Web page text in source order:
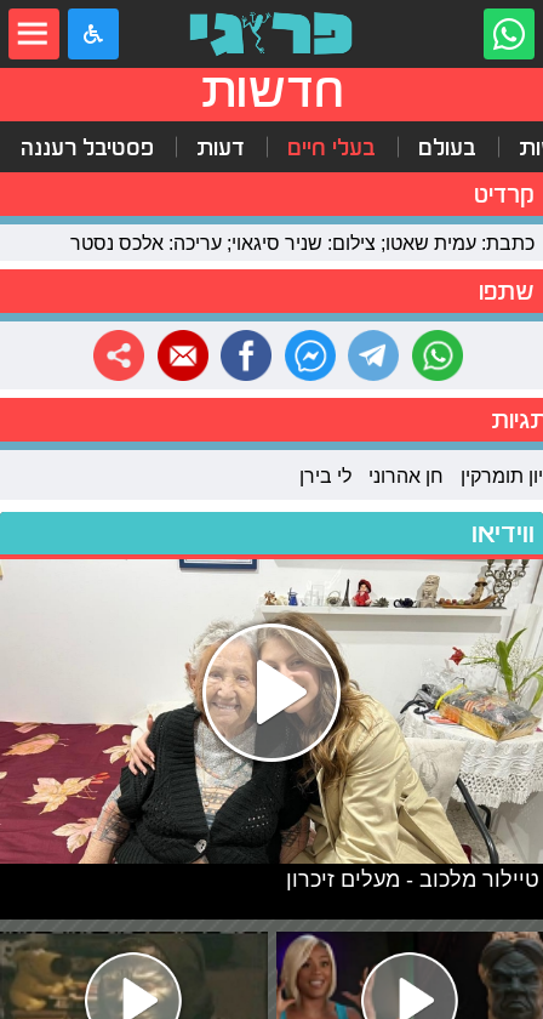
חדשות
בעולם בעלי חיים דעות פסטיבל רעננה
קרדיט
כתבת: עמית שאטו; צילום: שניר סיגאוי; עריכה: אלכס נסטר
שתפו
יון תומרקין חן אהרוני לי בירן
ווידיאו
טיילור מלכוב - מעלים זיכרון